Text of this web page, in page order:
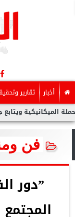
أخبار تقارير
ويتابع جاهزية
فن
”دور